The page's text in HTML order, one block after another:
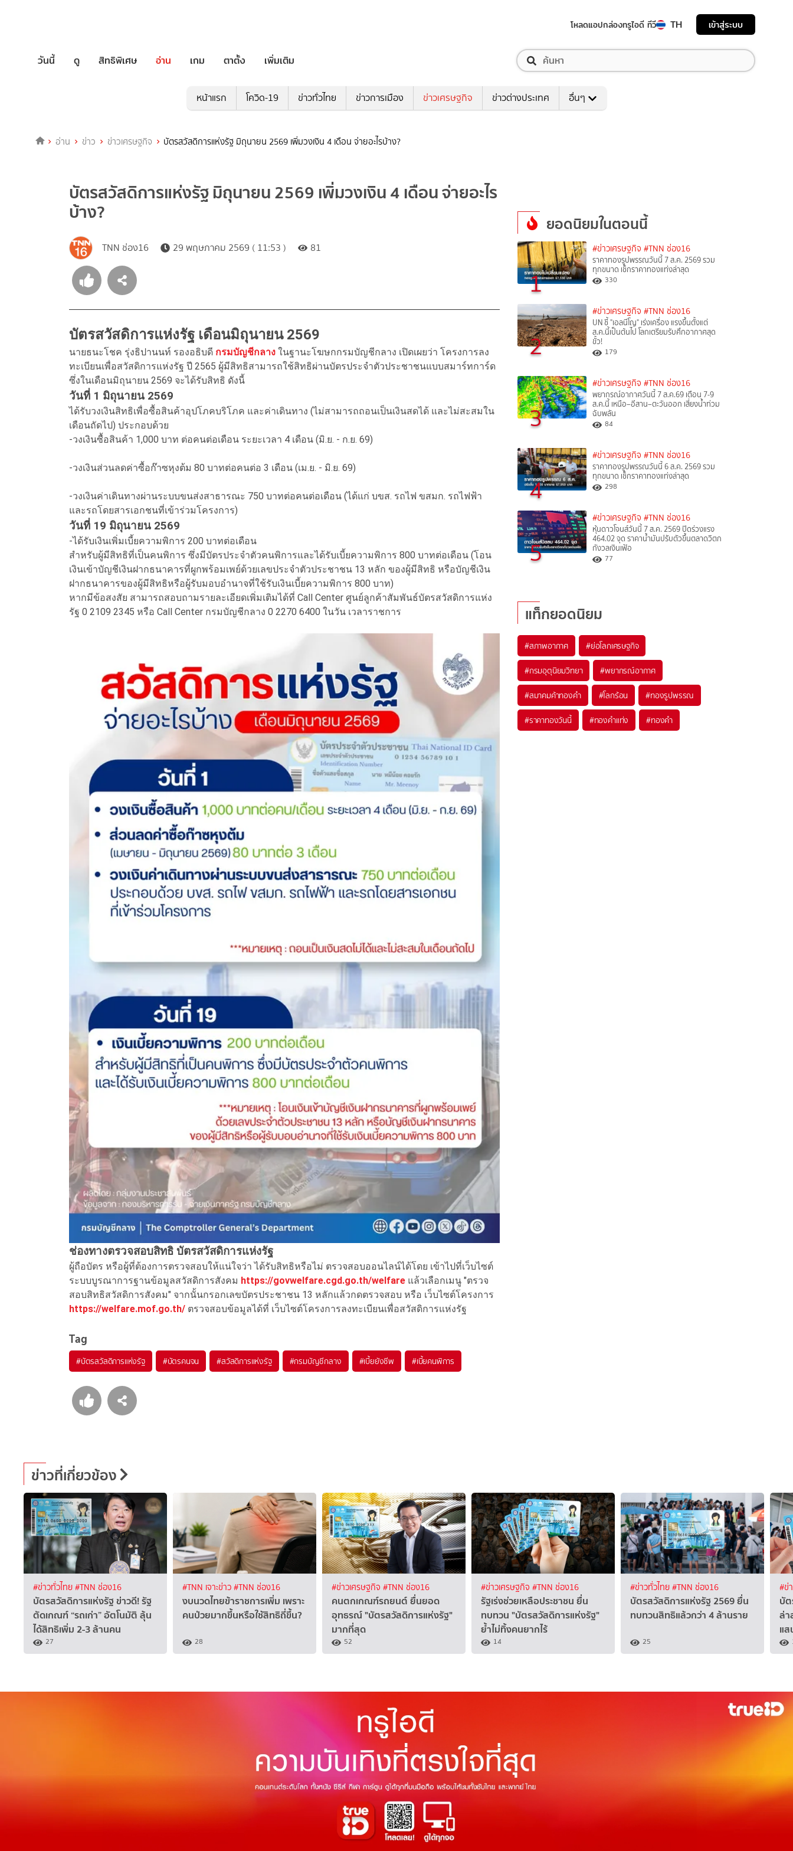
โหลดแอปกล่องทรูไอดี ทีวี TH เข้าสู่ระบบ
วันนี้ ดู สิทธิพิเศษ อ่าน เกม ตาตั้ง เพิ่มเติม
หน้าแรก โควิด-19 ข่าวทั่วไทย ข่าวการเมือง ข่าวเศรษฐกิจ ข่าวต่างประเทศ อื่นๆ
อ่าน ข่าว ข่าวเศรษฐกิจ บัตรสวัสดิการแห่งรัฐ มิถุนายน 2569 เพิ่มวงเงิน 4 เดือน จ่ายอะไรบ้าง?
บัตรสวัสดิการแห่งรัฐ มิถุนายน 2569 เพิ่มวงเงิน 4 เดือน จ่ายอะไร
บ้าง?
TNN ช่อง16 29 พฤษภาคม 2569 ( 11:53 ) 81
บัตรสวัสดิการแห่งรัฐ เดือนมิถุนายน 2569
นายธนะโชค รุ่งธิปานนท์ รองอธิบดี กรมบัญชีกลาง ในฐานะโฆษกกรมบัญชีกลาง เปิดเผยว่า โครงการลง
ทะเบียนเพื่อสวัสดิการแห่งรัฐ ปี 2565 ผู้มีสิทธิสามารถใช้สิทธิผ่านบัตรประจำตัวประชาชนแบบสมาร์ทการ์ด
ซึ่งในเดือนมิถุนายน 2569 จะได้รับสิทธิ ดังนี้
วันที่ 1 มิถุนายน 2569
ได้รับวงเงินสิทธิเพื่อซื้อสินค้าอุปโภคบริโภค และค่าเดินทาง (ไม่สามารถถอนเป็นเงินสดได้ และไม่สะสมใน
เดือนถัดไป) ประกอบด้วย
-วงเงินซื้อสินค้า 1,000 บาท ต่อคนต่อเดือน ระยะเวลา 4 เดือน (มิ.ย. - ก.ย. 69)
-วงเงินส่วนลดค่าซื้อก๊าซหุงต้ม 80 บาทต่อคนต่อ 3 เดือน (เม.ย. - มิ.ย. 69)
-วงเงินค่าเดินทางผ่านระบบขนส่งสาธารณะ 750 บาทต่อคนต่อเดือน (ได้แก่ บขส. รถไฟ ขสมก. รถไฟฟ้า
และรถโดยสารเอกชนที่เข้าร่วมโครงการ)
วันที่ 19 มิถุนายน 2569
-ได้รับเงินเพิ่มเบี้ยความพิการ 200 บาทต่อเดือน
สำหรับผู้มีสิทธิที่เป็นคนพิการ ซึ่งมีบัตรประจำตัวคนพิการและได้รับเบี้ยความพิการ 800 บาทต่อเดือน (โอน
เงินเข้าบัญชีเงินฝากธนาคารที่ผูกพร้อมเพย์ด้วยเลขประจำตัวประชาชน 13 หลัก ของผู้มีสิทธิ หรือบัญชีเงิน
ฝากธนาคารของผู้มีสิทธิหรือผู้รับมอบอำนาจที่ใช้รับเงินเบี้ยความพิการ 800 บาท)
หากมีข้อสงสัย สามารถสอบถามรายละเอียดเพิ่มเติมได้ที่ Call Center ศูนย์ลูกค้าสัมพันธ์บัตรสวัสดิการแห่ง
รัฐ 0 2109 2345 หรือ Call Center กรมบัญชีกลาง 0 2270 6400 ในวัน เวลาราชการ
ช่องทางตรวจสอบสิทธิ บัตรสวัสดิการแห่งรัฐ
ผู้ถือบัตร หรือผู้ที่ต้องการตรวจสอบให้แน่ใจว่า ได้รับสิทธิหรือไม่ ตรวจสอบออนไลน์ได้โดย เข้าไปที่เว็บไซต์
ระบบบูรณาการฐานข้อมูลสวัสดิการสังคม https://govwelfare.cgd.go.th/welfare แล้วเลือกเมนู "ตรวจ
สอบสิทธิสวัสดิการสังคม" จากนั้นกรอกเลขบัตรประชาชน 13 หลักแล้วกดตรวจสอบ หรือ เว็บไซต์โครงการ
https://welfare.mof.go.th/ ตรวจสอบข้อมูลได้ที่ เว็บไซต์โครงการลงทะเบียนเพื่อสวัสดิการแห่งรัฐ
Tag
#บัตรสวัสดิการแห่งรัฐ #บัตรคนจน #สวัสดิการแห่งรัฐ #กรมบัญชีกลาง #เบี้ยยังชีพ #เบี้ยคนพิการ
ยอดนิยมในตอนนี้
1
#ข่าวเศรษฐกิจ #TNN ช่อง16
ราคาทองรูปพรรณวันนี้ 7 ส.ค. 2569 รวม
ทุกขนาด เช็กราคาทองแท่งล่าสุด
330
2
#ข่าวเศรษฐกิจ #TNN ช่อง16
UN ชี้ "เอลนีโญ" เร่งเครื่อง แรงขึ้นตั้งแต่
ส.ค.นี้เป็นต้นไป โลกเตรียมรับศึกอากาศสุด
ขั้ว!
179
3
#ข่าวเศรษฐกิจ #TNN ช่อง16
พยากรณ์อากาศวันนี้ 7 ส.ค.69 เตือน 7-9
ส.ค.นี้ เหนือ–อีสาน–ตะวันออก เสี่ยงน้ำท่วม
ฉับพลัน
84
4
#ข่าวเศรษฐกิจ #TNN ช่อง16
ราคาทองรูปพรรณวันนี้ 6 ส.ค. 2569 รวม
ทุกขนาด เช็กราคาทองแท่งล่าสุด
298
5
#ข่าวเศรษฐกิจ #TNN ช่อง16
หุ้นดาวโจนส์วันนี้ 7 ส.ค. 2569 ปิดร่วงแรง
464.02 จุด ราคาน้ำมันปรับตัวขึ้นตลาดวิตก
กังวลเงินเฟ้อ
77
แท็กยอดนิยม
#สภาพอากาศ #ย่อโลกเศรษฐกิจ
#กรมอุตุนิยมวิทยา #พยากรณ์อากาศ
#สมาคมค้าทองคำ #โลกร้อน #ทองรูปพรรณ
#ราคาทองวันนี้ #ทองคำแท่ง #ทองคำ
ข่าวที่เกี่ยวข้อง
#ข่าวทั่วไทย#TNN ช่อง16
บัตรสวัสดิการแห่งรัฐ ข่าวดี! รัฐ
ตัดเกณฑ์ “รถเก่า” อัตโนมัติ ลุ้น
ได้สิทธิเพิ่ม 2-3 ล้านคน
27
#TNN เจาะข่าว#TNN ช่อง16
งบนวดไทยข้าราชการเพิ่ม เพราะ
คนป่วยมากขึ้นหรือใช้สิทธิถี่ขึ้น?
28
#ข่าวเศรษฐกิจ #TNN ช่อง16
คนตกเกณฑ์รถยนต์ ยื่นยอด
อุทธรณ์ "บัตรสวัสดิการแห่งรัฐ"
มากที่สุด
52
#ข่าวเศรษฐกิจ #TNN ช่อง16
รัฐเร่งช่วยเหลือประชาชน ยื่น
ทบทวน "บัตรสวัสดิการแห่งรัฐ"
ย้ำไม่ทิ้งคนยากไร้
14
#ข่าวทั่วไทย#TNN ช่อง16
บัตรสวัสดิการแห่งรัฐ 2569 ยื่น
ทบทวนสิทธิแล้วกว่า 4 ล้านราย
25
#ข่
บั
ล่า
แ